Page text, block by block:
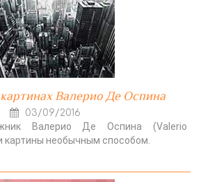
Валерио Де Оспина
03/09/2016
Валерио Де Оспина (Valerio
картины необычным способом.